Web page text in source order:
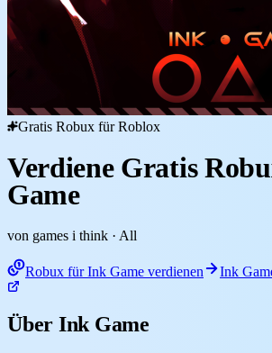
Gratis Robux für Roblox
Verdiene Gratis
Game
von games i think · All
Robux für Ink Game verdienen Ink
Über Ink Game